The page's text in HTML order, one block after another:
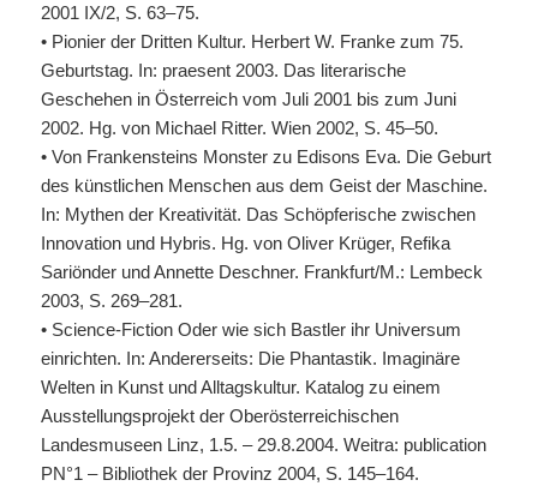
2001 IX/2, S. 63–75.
• Pionier der Dritten Kultur. Herbert W. Franke zum 75.
Geburtstag. In: praesent 2003. Das literarische
Geschehen in Österreich vom Juli 2001 bis zum Juni
2002. Hg. von Michael Ritter. Wien 2002, S. 45–50.
• Von Frankensteins Monster zu Edisons Eva. Die Geburt
des künstlichen Menschen aus dem Geist der Maschine.
In: Mythen der Kreativität. Das Schöpferische zwischen
Innovation und Hybris. Hg. von Oliver Krüger, Refika
Sariönder und Annette Deschner. Frankfurt/M.: Lembeck
2003, S. 269–281.
• Science-Fiction Oder wie sich Bastler ihr Universum
einrichten. In: Andererseits: Die Phantastik. Imaginäre
Welten in Kunst und Alltagskultur. Katalog zu einem
Ausstellungsprojekt der Oberösterreichischen
Landesmuseen Linz, 1.5. – 29.8.2004. Weitra: publication
PN°1 – Bibliothek der Provinz 2004, S. 145–164.